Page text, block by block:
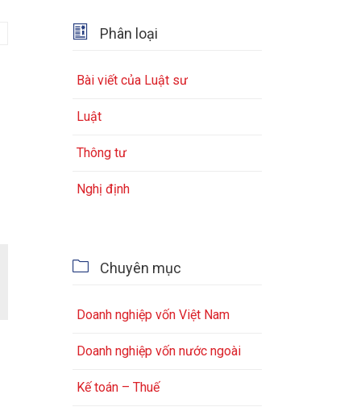
 Phân loại
Bài viết của Luật sư
Luật
Thông tư
Nghị định
 Chuyên mục
Doanh nghiệp vốn Việt Nam
Doanh nghiệp vốn nước ngoài
Kế toán – Thuế